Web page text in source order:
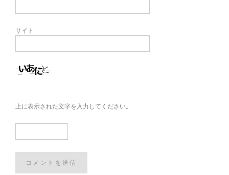
サイト
上に表示された文字を入力してください。